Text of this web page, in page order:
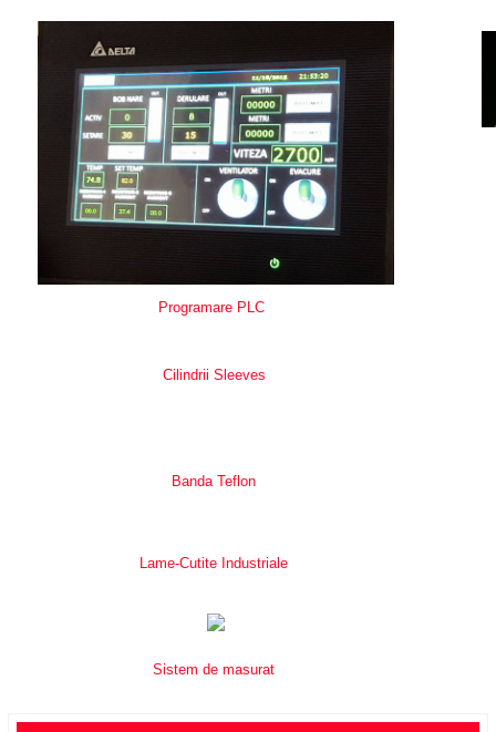
Programare PLC
Cilindrii Sleeves
Banda Teflon
Lame-Cutite Industriale
Sistem de masurat